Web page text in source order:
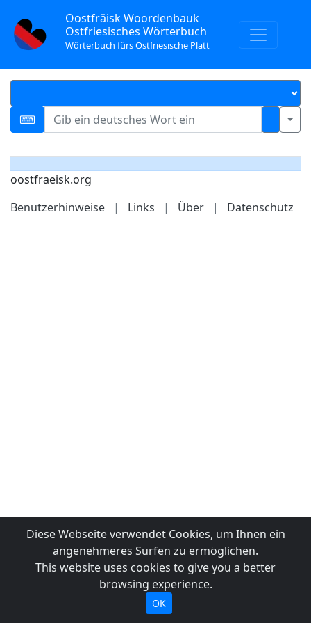
Oostfräisk Woordenbauk
Ostfriesisches Wörterbuch
Wörterbuch fürs Ostfriesische Platt
oostfraeisk.org
Benutzerhinweise
| Links | Über | Datenschutz
Diese Webseite verwendet Cookies, um Ihnen ein
angenehmeres Surfen zu ermöglichen.
This website uses cookies to give you a better
browsing experience.
OK